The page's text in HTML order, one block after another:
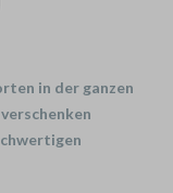
in der ganzen